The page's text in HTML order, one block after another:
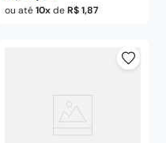
ou até10 deR$ 1,87